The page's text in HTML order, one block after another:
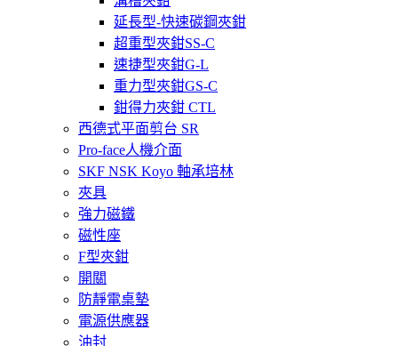
延長型-快速碳鋼夾鉗
超重型夾鉗SS-C
速捷型夾鉗G-L
重力型夾鉗GS-C
鉗得力夾鉗 CTL
西德式平面剪台 SR
Pro-face人機介面
SKF NSK Koyo 軸承培林
夾具
強力磁鐵
磁性座
F型夾鉗
開關
防靜電桌墊
電源供應器
油封